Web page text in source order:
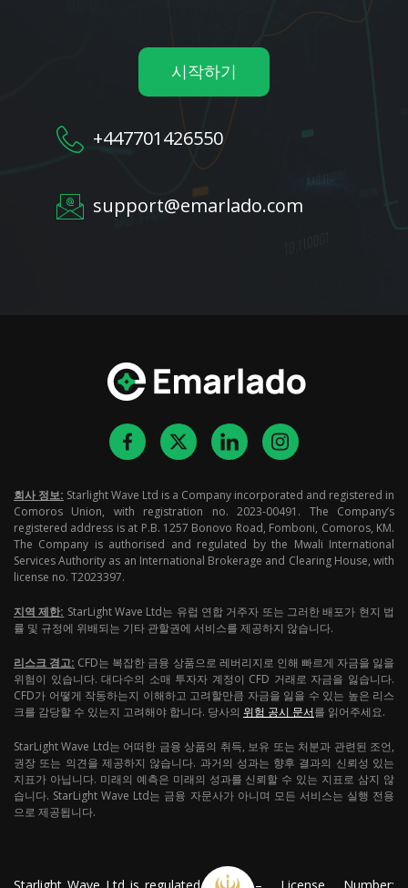
시작하기
+447701426550
support@emarlado.com
회사 정보: Starlight Wave Ltd is a Company incorporated and registered in
Comoros Union, with registration no. 2023-00491. The Company’s
registered address is at P.B. 1257 Bonovo Road, Fomboni, Comoros, KM.
The Company is authorised and regulated by the Mwali International
Services Authority as an International Brokerage and Clearing House, with
license no. T2023397.
지역 제한: StarLight Wave Ltd는 유럽 연합 거주자 또는 그러한 배포가 현지 법
률 및 규정에 위배되는 기타 관할권에 서비스를 제공하지 않습니다.
리스크 경고: CFD는 복잡한 금융 상품으로 레버리지로 인해 빠르게 자금을 잃을
위험이 있습니다. 대다수의 소매 투자자 계정이 CFD 거래로 자금을 잃습니다.
CFD가 어떻게 작동하는지 이해하고 고려할만큼 자금을 잃을 수 있는 높은 리스
크를 감당할 수 있는지 고려해야 합니다. 당사의 위험 공시 문서를 읽어주세요.
StarLight Wave Ltd는 어떠한 금융 상품의 취득, 보유 또는 처분과 관련된 조언,
권장 또는 의견을 제공하지 않습니다. 과거의 성과는 향후 결과의 신뢰성 있는
지표가 아닙니다. 미래의 예측은 미래의 성과를 신뢰할 수 있는 지표로 삼지 않
습니다. StarLight Wave Ltd는 금융 자문사가 아니며 모든 서비스는 실행 전용
으로 제공됩니다.